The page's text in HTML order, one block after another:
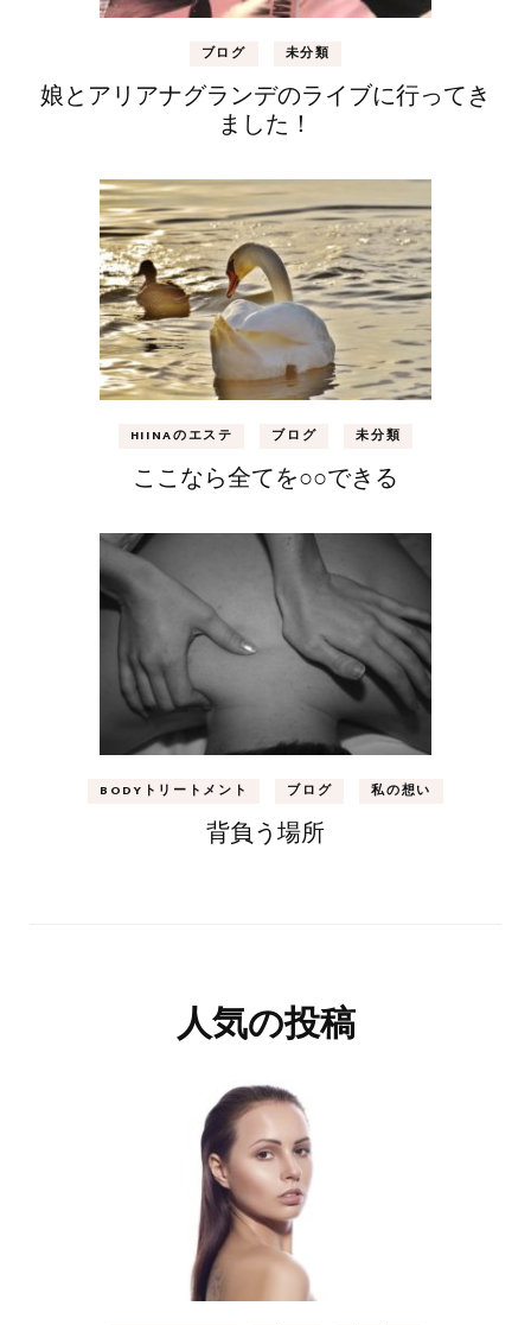
ブログ 未分類
娘とアリアナグランデのライブに行ってき
ました！
HIINAのエステ ブログ 未分類
ここなら全てを○○できる
BODYトリートメント ブログ 私の想い
背負う場所
人気の投稿